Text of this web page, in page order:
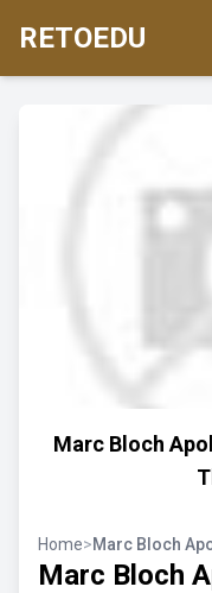
RETOEDU
Marc Bloch
Home>Marc Bloch
Marc Bloch